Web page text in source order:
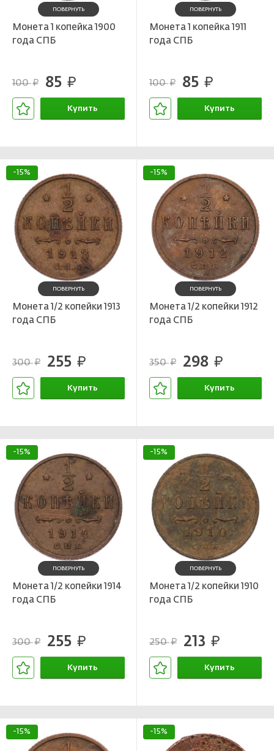
ПОВЕРНУТЬ
Монета 1 копейка 1900
года СПБ
100руб. 85 руб.
Купить
ПОВЕРНУТЬ
Монета 1 копейка 1911
года СПБ
100руб. 85 руб.
Купить
-15%
ПОВЕРНУТЬ
Монета 1/2 копейки 1913
года СПБ
300руб. 255 руб.
Купить
-15%
ПОВЕРНУТЬ
Монета 1/2 копейки 1912
года СПБ
350руб. 298 руб.
Купить
-15%
ПОВЕРНУТЬ
Монета 1/2 копейки 1914
года СПБ
300руб. 255 руб.
Купить
-15%
ПОВЕРНУТЬ
Монета 1/2 копейки 1910
года СПБ
250руб. 213 руб.
Купить
-15% -15%